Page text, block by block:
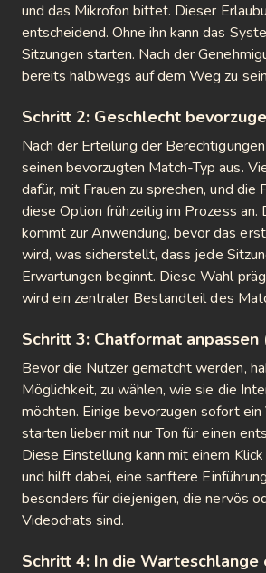
und das Mikrofon bittet. Dieser
entscheidend. Ohne ihn kann das
Sitzungen starten. Nach der
bereits halbwegs auf dem Weg zu
Schritt 2: Geschlecht
Nach der Erteilung der
seinen bevorzugten Match-Typ aus.
dafür, mit Frauen zu sprechen, und
diese Option frühzeitig im Prozess an.
kommt zur Anwendung, bevor das
wird, was sicherstellt, dass jede
Erwartungen beginnt. Diese Wahl
wird ein zentraler Bestandteil des
Schritt 3: Chatformat
Bevor die Nutzer gematcht werden,
Möglichkeit, zu wählen, wie sie die
möchten. Einige bevorzugen sofort ein
starten lieber mit nur Ton für einen
Diese Einstellung kann mit einem
und hilft dabei, eine sanftere
besonders für diejenigen, die nervös
Videochats sind.
Schritt 4: In die